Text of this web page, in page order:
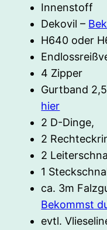
Innenstoff
Dekovil –
H640 oder
4 Zipper
Gurtband
hier
2 D-Dinge,
2
2
1
ca. 3m
Bekommst
evtl.